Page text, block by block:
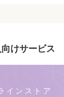
けサービス
インストア